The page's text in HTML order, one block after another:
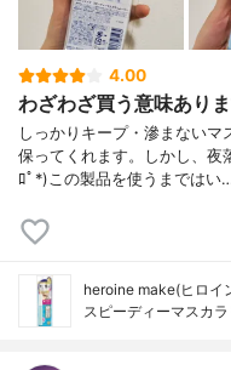
4.00
わざわざ買う意味あり
しっかりキープ・滲まないマ
保ってくれます。しかし、夜
ﾛﾟ*)この製品を使うまではい
heroine make(ヒロイ
スピーディーマスカ